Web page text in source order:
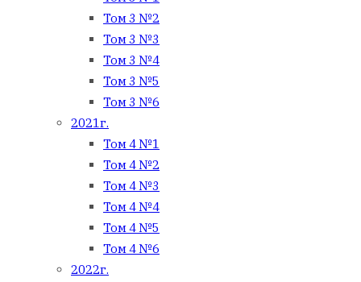
Том 3 №2
Том 3 №3
Том 3 №4
Том 3 №5
Том 3 №6
2021г.
Том 4 №1
Том 4 №2
Том 4 №3
Том 4 №4
Том 4 №5
Том 4 №6
2022г.